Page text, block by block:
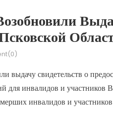
выдачу свидетельств о
для инвалидов и участников
инвалидов и